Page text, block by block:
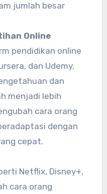
jumlah besar
Online
pendidikan online
dan Udemy,
dan
menjadi lebih
cara orang
dengan
cepat.
Netflix, Disney+,
cara orang